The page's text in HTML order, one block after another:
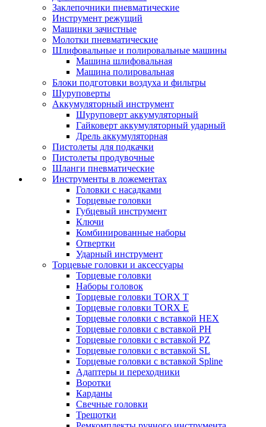
Заклепочники пневматические
Инструмент режущий
Машинки зачистные
Молотки пневматические
Шлифовальные и полировальные машины
Машина шлифовальная
Машина полировальная
Блоки подготовки воздуха и фильтры
Шуруповерты
Аккумуляторный инструмент
Шуруповерт аккумуляторный
Гайковерт аккумуляторный ударный
Дрель аккумуляторная
Пистолеты для подкачки
Пистолеты продувочные
Шланги пневматические
Инструменты в ложементах
Головки с насадками
Торцевые головки
Губцевый инструмент
Ключи
Комбинированные наборы
Отвертки
Ударный инструмент
Торцевые головки и аксессуары
Торцевые головки
Наборы головок
Торцевые головки TORX T
Торцевые головки TORX Е
Торцевые головки с вставкой HEX
Торцевые головки с вставкой PH
Торцевые головки с вставкой PZ
Торцевые головки с вставкой SL
Торцевые головки с вставкой Spline
Адаптеры и переходники
Воротки
Карданы
Свечные головки
Трещотки